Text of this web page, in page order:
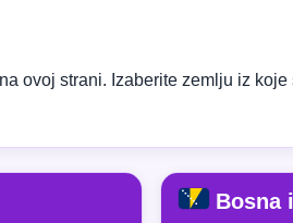
ovoj strani. Izaberite zemlju iz
Bosna